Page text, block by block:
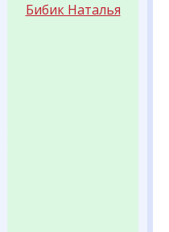
Бибик Наталья